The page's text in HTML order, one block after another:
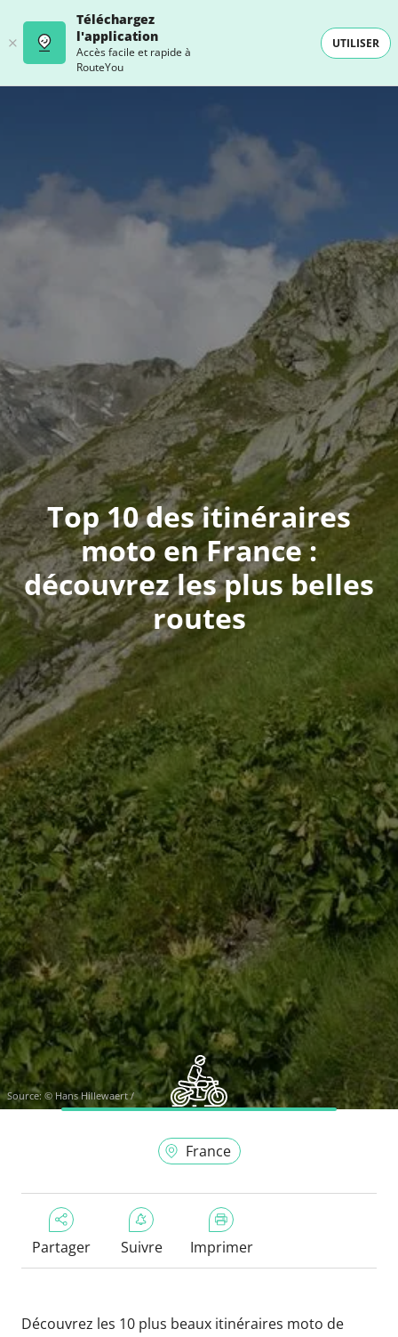
Téléchargez
l'application
Accès facile et rapide à
RouteYou
UTILISER
Top 10 des itinéraires
moto en France :
découvrez les plus belles
routes
Source: © Hans Hillewaert /
France
Partager Suivre Imprimer
Découvrez les 10 plus beaux itinéraires moto de